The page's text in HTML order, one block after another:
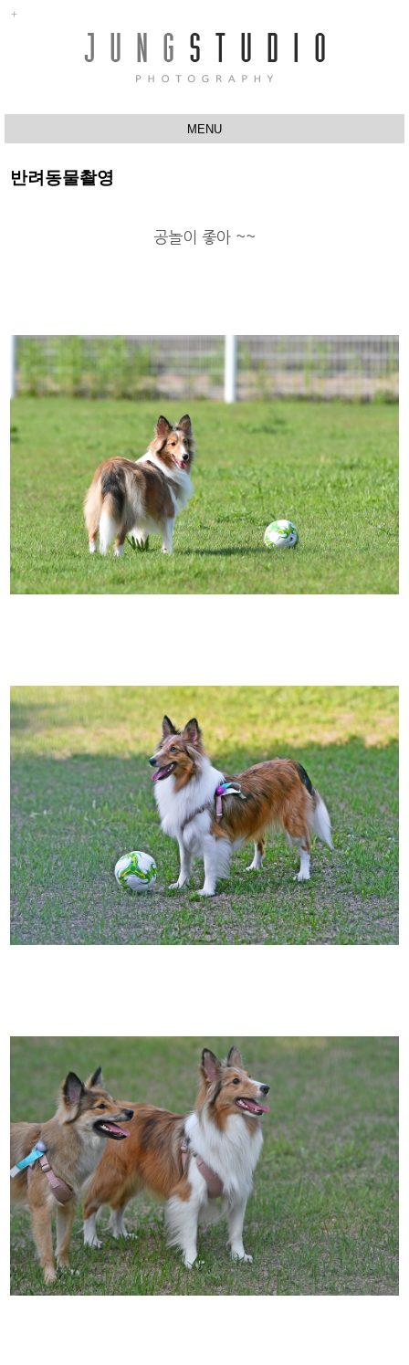
MENU
작품사진
Q&A
PRODUCT
반려동물촬영
공놀이 좋아 ~~